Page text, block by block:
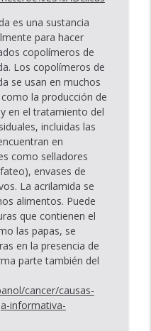
es una sustancia
para hacer
copolímeros de
Los copolímeros de
se usan en muchos
la producción de
en el tratamiento del
incluidas las
en
como selladores
envases de
La acrilamida se
alimentos. Puede
que contienen el
las papas, se
en la presencia de
parte también del
cancer/causas-
informativa-